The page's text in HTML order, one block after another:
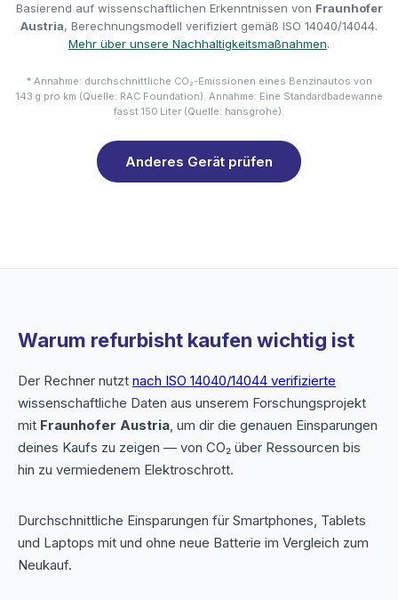
Basierend auf wissenschaftlichen Erkenntnissen von Fraunhofer
Austria, Berechnungsmodell verifiziert gemäß ISO 14040/14044.
Mehr über unsere Nachhaltigkeitsmaßnahmen.
* Annahme: durchschnittliche CO₂-Emissionen eines Benzinautos von
143 g pro km (Quelle: RAC Foundation). Annahme: Eine Standardbadewanne
fasst 150 Liter (Quelle: hansgrohe).
Anderes Gerät prüfen
Warum refurbisht kaufen wichtig ist
Der Rechner nutzt nach ISO 14040/14044 verifizierte
wissenschaftliche Daten aus unserem Forschungsprojekt
mit Fraunhofer Austria, um dir die genauen Einsparungen
deines Kaufs zu zeigen — von CO₂ über Ressourcen bis
hin zu vermiedenem Elektroschrott.
Durchschnittliche Einsparungen für Smartphones, Tablets
und Laptops mit und ohne neue Batterie im Vergleich zum
Neukauf.